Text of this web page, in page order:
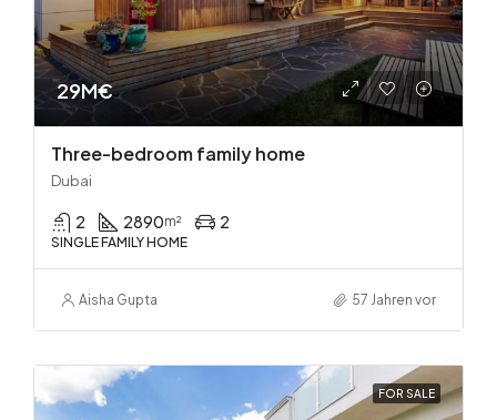
29M€
Three-bedroom family home
Dubai
2 2890m² 2
SINGLE FAMILY HOME
Aisha Gupta 57 Jahren vor
FOR SALE